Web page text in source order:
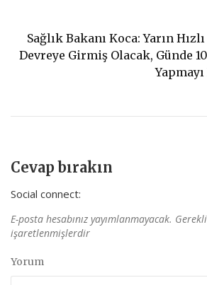
Sağlık Bakanı Koca: Yarın
Devreye Girmiş Olacak, Günde
Cevap bırakın
Social connect:
E-posta hesabınız yayımlanmayacak.
işaretlenmişlerdir
Yorum